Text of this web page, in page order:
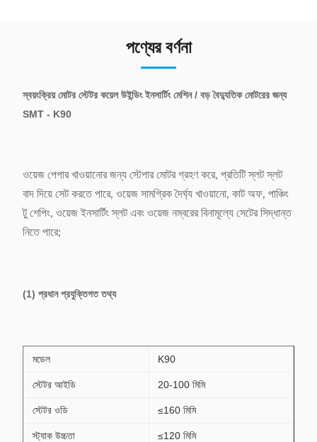
পণ্যের বর্ণনা
স্বয়ংক্রিয় মোটর স্টেটর কয়েল উইন্ডিং ইনসার্টিং মেশিন / বড় বৈদ্যুতিক মোটরের জন্য
SMT - K90
ওয়েজ পেপার খাওয়ানোর জন্য স্টেপার মোটর গ্রহণ করে, প্রতিটি স্লট স্লট
বাদ দিয়ে সেট করতে পারে, ওয়েজ সামগ্রিক দৈর্ঘ্য খাওয়ানো, কাট অফ, পাঞ্চিং
টু শেপিং, ওয়েজ ইনসার্টিং স্লট এবং ওয়েজ নম্বরের বিনামূল্যে সেটের সিদ্ধান্ত
নিতে পারে;
(1) প্রধান প্রযুক্তিগত তথ্য
মডেল K90
স্টেটর আইডি 20-100 মিমি
স্টেটর ওডি ≤160 মিমি
স্ট্যাক উচ্চতা ≤120 মিমি